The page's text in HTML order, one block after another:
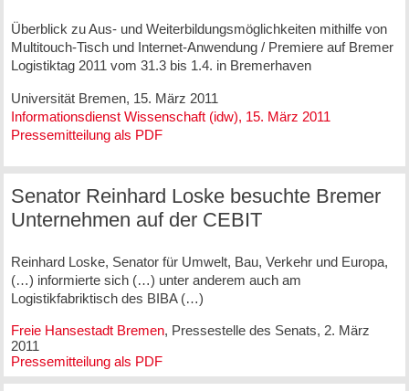
Überblick zu Aus- und Weiterbildungsmöglichkeiten mithilfe von
Multitouch-Tisch und Internet-Anwendung / Premiere auf Bremer
Logistiktag 2011 vom 31.3 bis 1.4. in Bremerhaven
Universität Bremen, 15. März 2011
Informationsdienst Wissenschaft (idw), 15. März 2011
Pressemitteilung als PDF
Senator Reinhard Loske besuchte Bremer
Unternehmen auf der CEBIT
Reinhard Loske, Senator für Umwelt, Bau, Verkehr und Europa,
(…) informierte sich (…) unter anderem auch am
Logistikfabriktisch des BIBA (…)
Freie Hansestadt Bremen, Pressestelle des Senats, 2. März
2011
Pressemitteilung als PDF